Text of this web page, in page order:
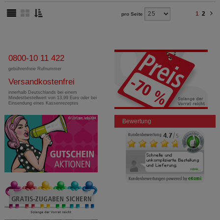
pro Seite 1 2
0800-10 11 422
gebührenfreie Rufnummer
Versandkostenfrei
innerhalb Deutschlands bei einem
Mindestbestellwert von 13,99 Euro oder bei
Einsendung eines Kassenrezeptes
Bewertung